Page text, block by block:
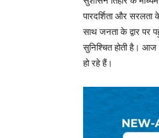
पारदर्शिता और
साथ जनता के द्वार पर
सुनिश्चित होती है।
हो रहे हैं।